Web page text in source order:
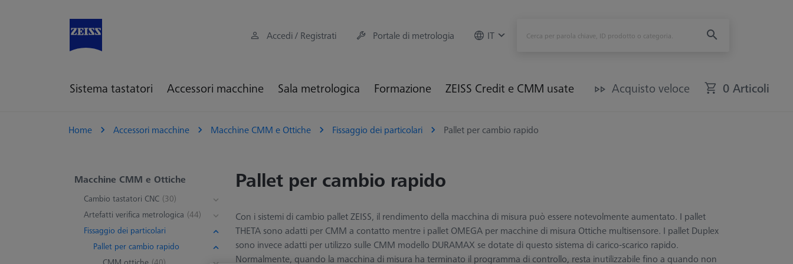
Accedi / Registrati Portale di metrologia IT
Sistema tastatori Accessori macchine Sala metrologica Formazione ZEISS Credit e CMM usate Acquisto veloce 0 Articoli
Home Accessori macchine Macchine CMM e Ottiche Fissaggio dei particolari Pallet per cambio rapido
Macchine CMM e Ottiche
Cambio tastatori CNC (30)
Artefatti verifica metrologica (44)
Fissaggio dei particolari
Pallet per cambio rapido
Pallet per cambio rapido
Con i sistemi di cambio pallet ZEISS, il rendimento della macchina di misura può essere notevolmente aumentato. I pallet
THETA sono adatti per CMM a contatto mentre i pallet OMEGA per macchine di misura Ottiche multisensore. I pallet Duplex
sono invece adatti per utilizzo sulle CMM modello DURAMAX se dotate di questo sistema di carico-scarico rapido.
Normalmente, quando la macchina di misura ha terminato il programma di controllo, resta inutilizzabile fino a quando non